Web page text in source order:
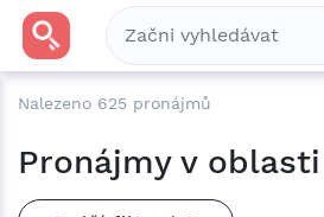
Nalezeno 625 pronájmů
Pronájmy v oblasti